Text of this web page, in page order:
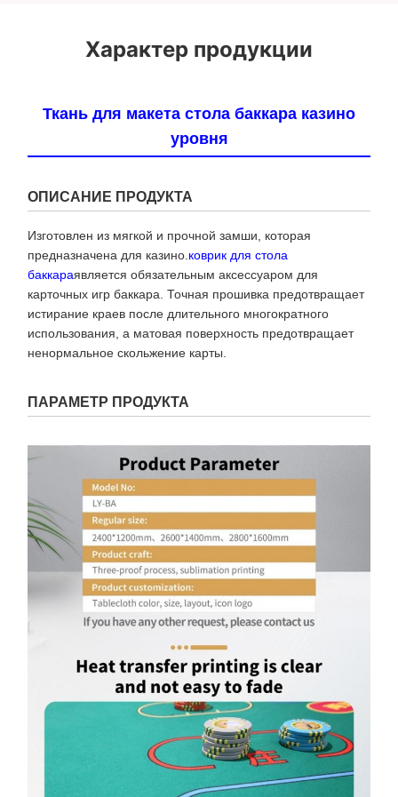
Характер продукции
Ткань для макета стола баккара казино
уровня
ОПИСАНИЕ ПРОДУКТА
Изготовлен из мягкой и прочной замши, которая
предназначена для казино. коврик для стола
баккараявляется обязательным аксессуаром для
карточных игр баккара. Точная прошивка предотвращает
истирание краев после длительного многократного
использования, а матовая поверхность предотвращает
ненормальное скольжение карты.
ПАРАМЕТР ПРОДУКТА